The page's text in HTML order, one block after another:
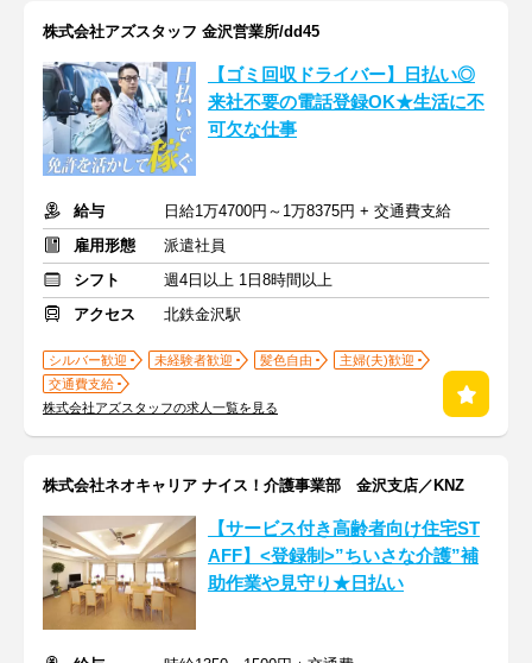
株式会社アズスタッフ 金沢営業所/dd45
【ゴミ回収ドライバー】日払い◎
来社不要の電話登録OK★生活に不
可欠な仕事
給与
日給1万4700円～1万8375円 + 交通費支給
雇用形態
派遣社員
シフト
週4日以上 1日8時間以上
アクセス
北鉄金沢駅
シルバー歓迎 未経験者歓迎 髪色自由
主婦(夫)歓迎
交通費支給
株式会社アズスタッフの求人一覧を見る
株式会社ネオキャリア ナイス！介護事業部 金沢支店／KNZ
【サービス付き高齢者向け住宅ST
AFF】<登録制>”ちいさな介護”補
助作業や見守り★日払い